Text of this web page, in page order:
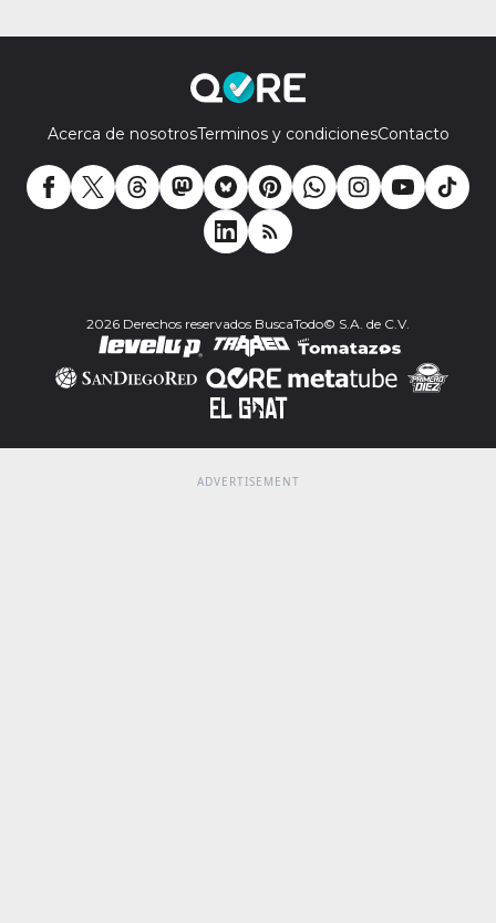
Acerca de nosotrosTerminos y condicionesContacto
2026 Derechos reservados BuscaTodo© S.A. de C.V.